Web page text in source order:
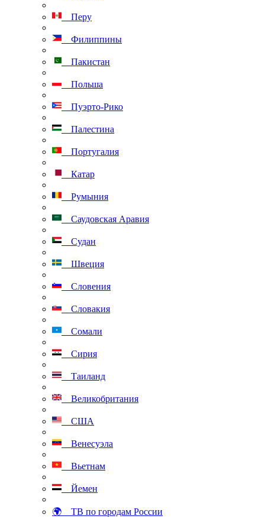
Перу
Филиппины
Пакистан
Польша
Пуэрто-Рико
Палестина
Португалия
Катар
Румыния
Саудовская Аравия
Судан
Швеция
Словения
Словакия
Сомали
Сирия
Таиланд
Великобритания
США
Венесуэла
Вьетнам
Йемен
🌍 ТВ по городам России